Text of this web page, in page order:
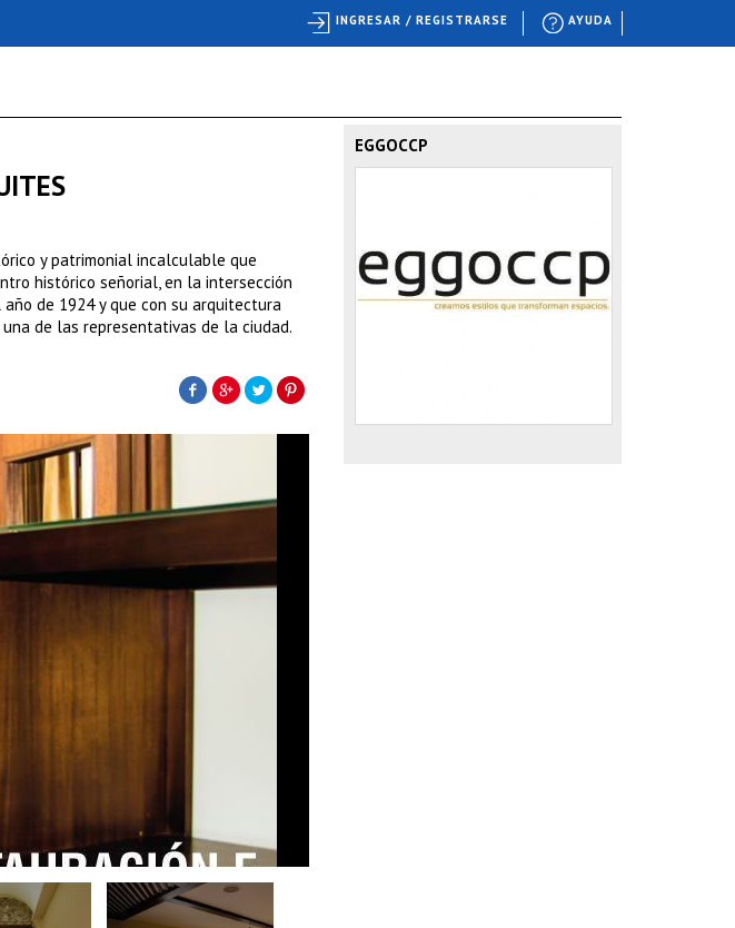
y patrimonial incalculable que
histórico señorial, en la intersección
año de 1924 y que con su arquitectura
de las representativas de la ciudad.
EGGOCCP
AYUDA
INGRESAR / REGISTRARSE